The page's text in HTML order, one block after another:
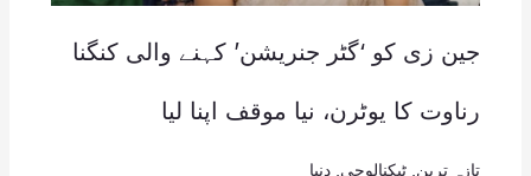
جین زی کو ‘گٹر جنریشن’ کہنے والی کنگنا
رناوت کا یوٹرن، نیا موقف اپنا لیا
تازہ ترین ٹیکنالوجی دنیا